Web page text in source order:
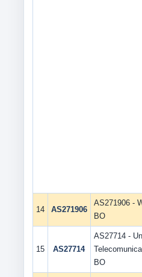
14 AS271906
AS271906 -
BO
15 AS27714
AS27714 -
BO